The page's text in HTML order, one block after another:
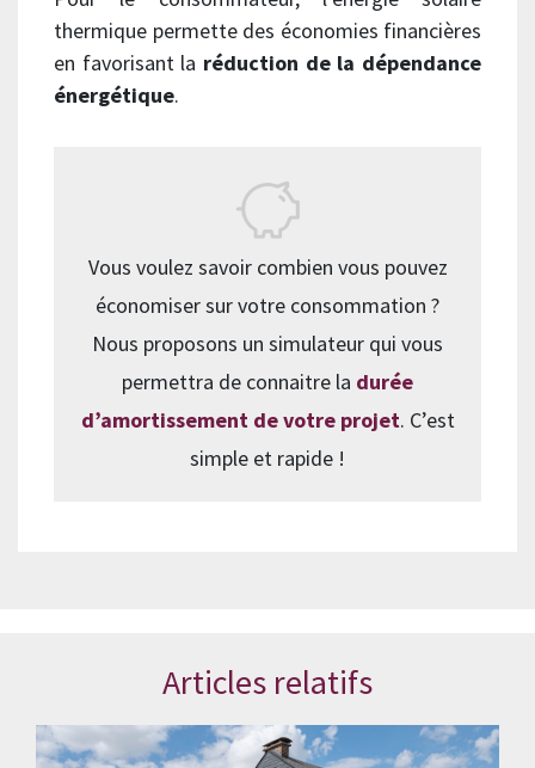
thermique permette des économies financières
en favorisant la réduction de la dépendance
énergétique.
Vous voulez savoir combien vous pouvez
économiser sur votre consommation ?
Nous proposons un simulateur qui vous
permettra de connaitre la durée
d’amortissement de votre projet. C’est
simple et rapide !
Articles relatifs